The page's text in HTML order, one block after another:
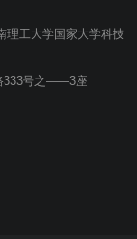
理工大学国家大学科技
333号之——3座